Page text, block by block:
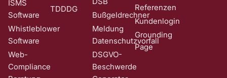
ISMS
Software
Whistleblower
Software
Web-
Compliance
TDDDG
Bußgeldrechner
Meldung
Datenschutzvorfall
DSGVO-
Beschwerde
Referenzen
Kundenlogin
Grounding
Page